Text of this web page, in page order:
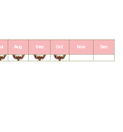
Aug Sep Oct Nov Dec